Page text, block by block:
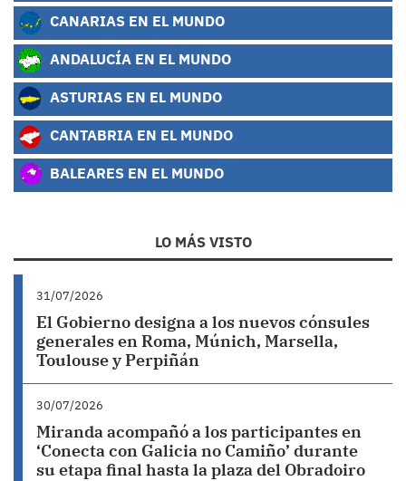
CANARIAS EN EL MUNDO
ANDALUCÍA EN EL MUNDO
ASTURIAS EN EL MUNDO
CANTABRIA EN EL MUNDO
BALEARES EN EL MUNDO
LO MÁS VISTO
31/07/2026
El Gobierno designa a los nuevos cónsules
generales en Roma, Múnich, Marsella,
Toulouse y Perpiñán
30/07/2026
Miranda acompañó a los participantes en
‘Conecta con Galicia no Camiño’ durante
su etapa final hasta la plaza del Obradoiro